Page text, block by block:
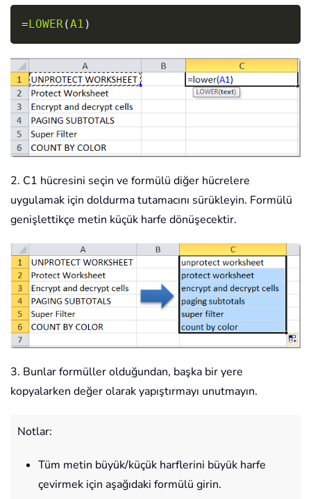
= LOWER(A1 )
2. C1 hücresini seçin ve formülü diğer hücrelere
uygulamak için doldurma tutamacını sürükleyin. Formülü
genişlettikçe metin küçük harfe dönüşecektir.
3. Bunlar formüller olduğundan, başka bir yere
kopyalarken değer olarak yapıştırmayı unutmayın.
Notlar:
Tüm metin büyük/küçük harflerini büyük harfe
çevirmek için aşağıdaki formülü girin.